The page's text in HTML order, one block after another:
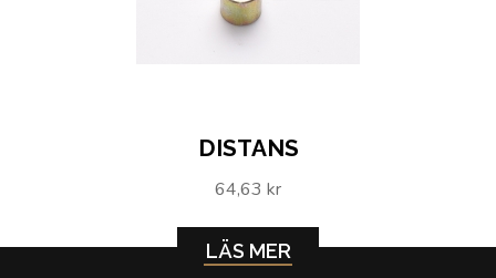
DISTANS
64,63 kr
LÄS MER